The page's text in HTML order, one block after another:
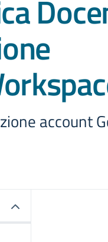
account